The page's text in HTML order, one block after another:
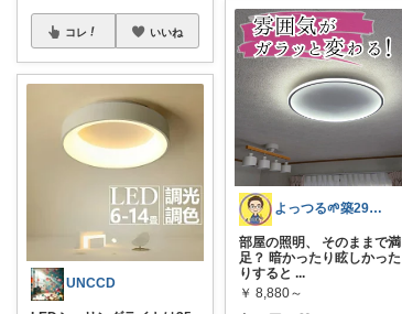
コレ いいね
UNCCD
よっつる🌱築29年オシャレ改造発信中！
部屋の照明、 そのままで満
足？ 暗かったり眩しかった
りすると ...
￥ 8,880～